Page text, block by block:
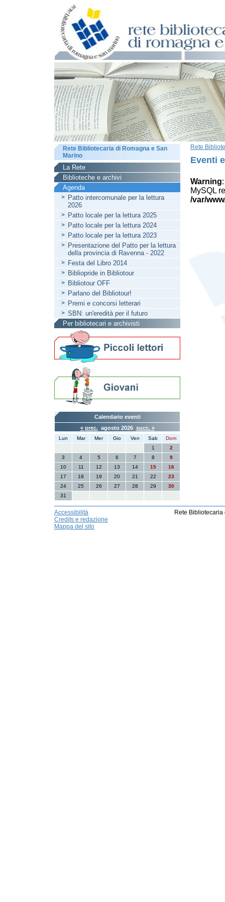
Rete
Eventi
Warning
MySQL
/var/
Rete Bibliotecaria di Romagna e San
Marino
La Rete
Biblioteche e archivi
Agenda
Patto intercomunale per la lettura
2026
Patto locale per la lettura 2025
Patto locale per la lettura 2024
Patto locale per la lettura 2023
Presentazione del Patto per la lettura
della provincia di Ravenna - 2022
Festa del Libro 2014
Bibliopride in Bibliotour
Bibliotour OFF
Parlano del Bibliotour!
Premi e concorsi letterari
SBN: un'eredità per il futuro
Per bibliotecari e archivisti
Calendario eventi
« prec.agosto 2026 succ. »
Lun Mar Mer Gio Ven Sab
Dom
1
2
3
4 5 6 7 8
9
10
11 12 13 14 15
16
17
18 19 20 21 22
23
24
25 26 27 28 29
30
31
Accessibilità
Credits e redazione
Mappa del sito
Rete